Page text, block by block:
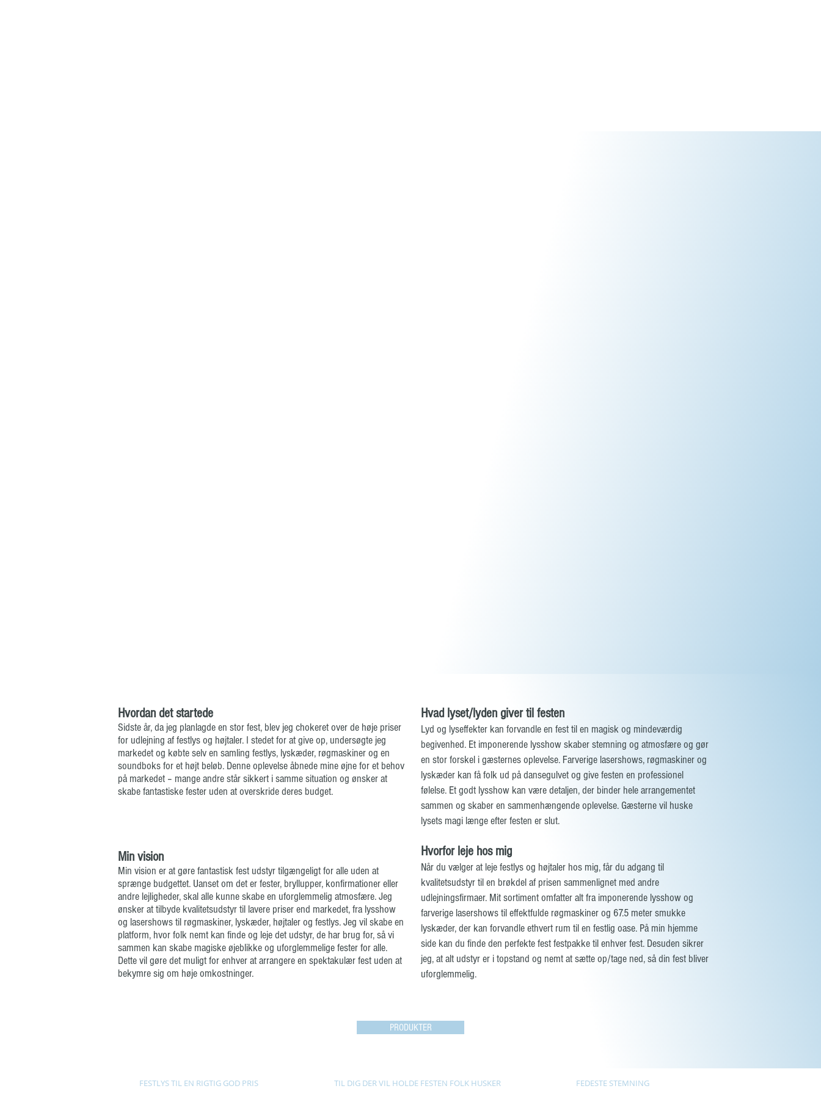
Hvordan det startede
Sidste år, da jeg planlagde en stor fest, blev jeg chokeret over de høje priser
for udlejning af festlys og højtaler. I stedet for at give op, undersøgte jeg
markedet og købte selv en samling festlys, lyskæder, røgmaskiner og en
soundboks for et højt beløb. Denne oplevelse åbnede mine øjne for et behov
på markedet – mange andre står sikkert i samme situation og ønsker at
skabe fantastiske fester uden at overskride deres budget.
Min vision
Min vision er at gøre fantastisk fest udstyr tilgængeligt for alle uden at
sprænge budgettet. Uanset om det er fester, bryllupper, konfirmationer eller
andre lejligheder, skal alle kunne skabe en uforglemmelig atmosfære. Jeg
ønsker at tilbyde kvalitetsudstyr til lavere priser end markedet, fra lysshow
og lasershows til røgmaskiner, lyskæder, højtaler og festlys. Jeg vil skabe en
platform, hvor folk nemt kan finde og leje det udstyr, de har brug for, så vi
sammen kan skabe magiske øjeblikke og uforglemmelige fester for alle.
Dette vil gøre det muligt for enhver at arrangere en spektakulær fest uden at
bekymre sig om høje omkostninger.
Hvad lyset/lyden giver til festen
Lyd og lyseffekter kan forvandle en fest til en magisk og mindeværdig
begivenhed. Et imponerende lysshow skaber stemning og atmosfære og gør
en stor forskel i gæsternes oplevelse. Farverige lasershows, røgmaskiner og
lyskæder kan få folk ud på dansegulvet og give festen en professionel
følelse. Et godt lysshow kan være detaljen, der binder hele arrangementet
sammen og skaber en sammenhængende oplevelse. Gæsterne vil huske
lysets magi længe efter festen er slut.
Hvorfor leje hos mig
Når du vælger at leje festlys og højtaler hos mig, får du adgang til
kvalitetsudstyr til en brøkdel af prisen sammenlignet med andre
udlejningsfirmaer. Mit sortiment omfatter alt fra imponerende lysshow og
farverige lasershows til effektfulde røgmaskiner og 67.5 meter smukke
lyskæder, der kan forvandle ethvert rum til en festlig oase. På min hjemme
side kan du finde den perfekte fest festpakke til enhver fest. Desuden sikrer
jeg, at alt udstyr er i topstand og nemt at sætte op/tage ned, så din fest bliver
uforglemmelig.
PRODUKTER
FESTLYS TIL EN RIGTIG GOD PRIS TIL DIG DER VIL HOLDE FESTEN FOLK HUSKER FEDESTE STEMNING